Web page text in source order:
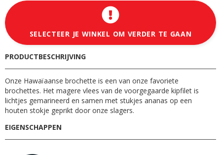
SELECTEER JE WINKEL OM VERDER TE GAAN
PRODUCTBESCHRIJVING
Onze Hawaïaanse brochette is een van onze favoriete
brochettes. Het magere vlees van de voorgegaarde kipfilet is
lichtjes gemarineerd en samen met stukjes ananas op een
houten stokje geprikt door onze slagers.
EIGENSCHAPPEN